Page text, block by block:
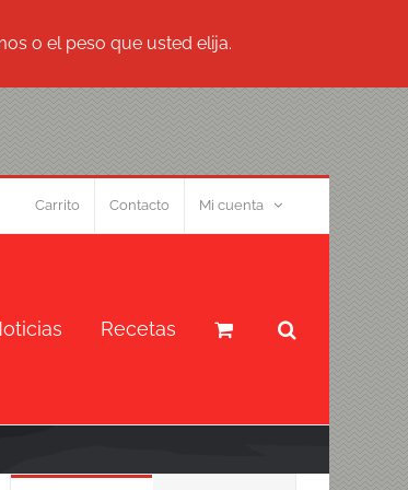
o el peso que usted elija.
Carrito Contacto Mi cuenta
Recetas